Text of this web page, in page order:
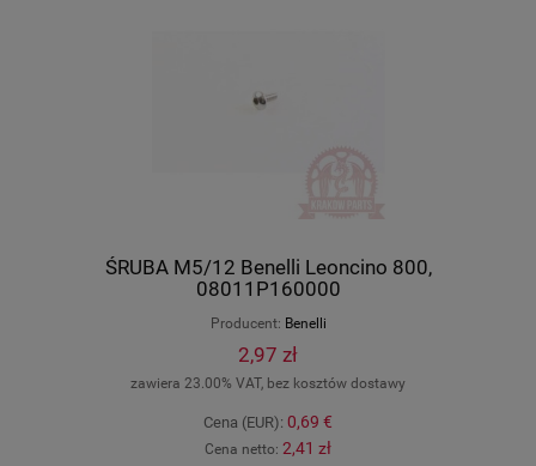
ŚRUBA M5/12 Benelli Leoncino 800,
08011P160000
Producent: Benelli
2,97 zł
zawiera 23.00% VAT, bez kosztów dostawy
Cena (EUR): 0,69 €
Cena netto: 2,41 zł